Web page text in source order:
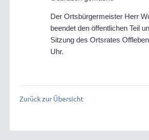
Der Ortsbürgermeister Herr
beendet den öffentlichen Teil
Sitzung des Ortsrates
Uhr.
Zurück zur Übersicht